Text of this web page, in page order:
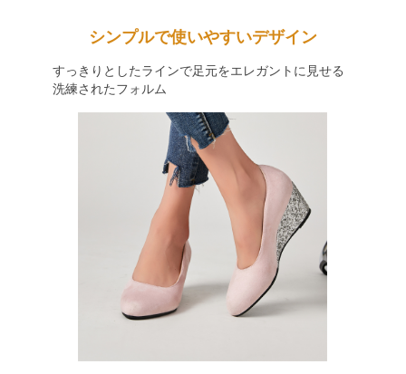
シンプルで使いやすいデザイン
すっきりとしたラインで足元をエレガントに見せる
洗練されたフォルム